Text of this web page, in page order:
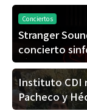
Conciertos
Stranger
concierto
Instituto CDI
Pacheco y